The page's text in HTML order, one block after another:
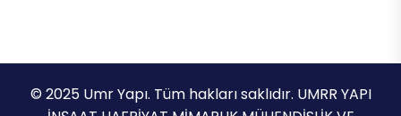
© 2025 Umr Yapı. Tüm hakları saklıdır. UMRR YAPI